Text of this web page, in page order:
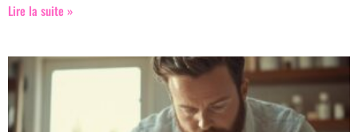
Lire la suite »